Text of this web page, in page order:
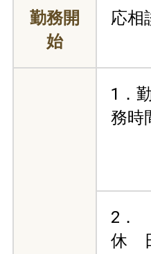
勤務開
始
応相
1．
務時
2．
休